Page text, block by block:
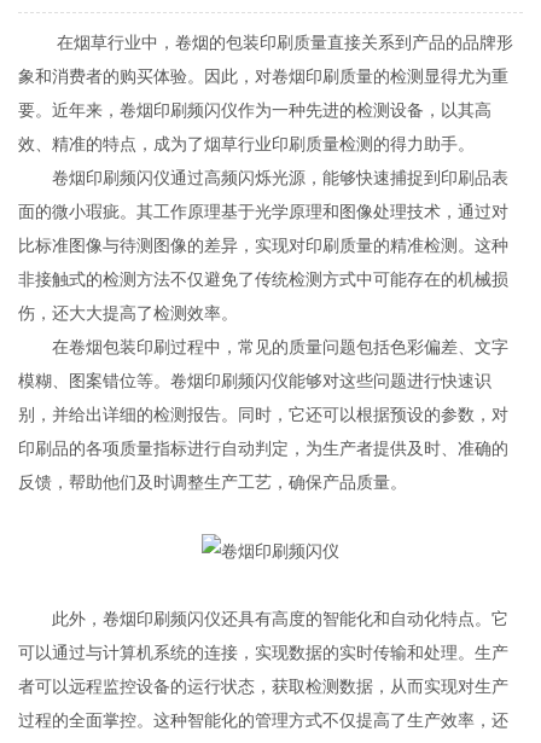
在烟草行业中，卷烟的包装印刷质量直接关系到产品的品牌形
象和消费者的购买体验。因此，对卷烟印刷质量的检测显得尤为重
要。近年来，卷烟印刷频闪仪作为一种先进的检测设备，以其高
效、精准的特点，成为了烟草行业印刷质量检测的得力助手。
卷烟印刷频闪仪通过高频闪烁光源，能够快速捕捉到印刷品表
面的微小瑕疵。其工作原理基于光学原理和图像处理技术，通过对
比标准图像与待测图像的差异，实现对印刷质量的精准检测。这种
非接触式的检测方法不仅避免了传统检测方式中可能存在的机械损
伤，还大大提高了检测效率。
在卷烟包装印刷过程中，常见的质量问题包括色彩偏差、文字
模糊、图案错位等。卷烟印刷频闪仪能够对这些问题进行快速识
别，并给出详细的检测报告。同时，它还可以根据预设的参数，对
印刷品的各项质量指标进行自动判定，为生产者提供及时、准确的
反馈，帮助他们及时调整生产工艺，确保产品质量。
此外，卷烟印刷频闪仪还具有高度的智能化和自动化特点。它
可以通过与计算机系统的连接，实现数据的实时传输和处理。生产
者可以远程监控设备的运行状态，获取检测数据，从而实现对生产
过程的全面掌控。这种智能化的管理方式不仅提高了生产效率，还